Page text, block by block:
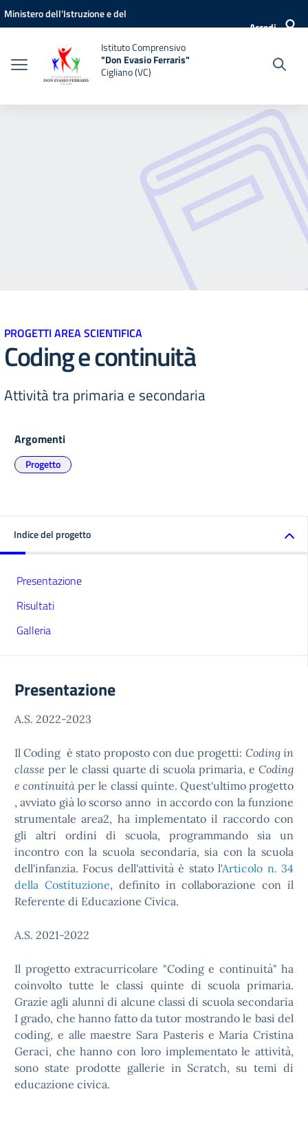
Vai ai contenuti
Vai al menu di navigazione
Vai al footer
Ministero dell'Istruzione e del
Accedi
Istituto Comprensivo
"Don Evasio Ferraris"
Cigliano (VC)
PROGETTI AREA SCIENTIFICA
Coding e continuità
Attività tra primaria e secondaria
Argomenti
Progetto
Indice del progetto
Presentazione
Risultati
Galleria
Presentazione
A.S. 2022-2023
Il Coding è stato proposto con due progetti: Coding in
classe per le classi quarte di scuola primaria, e Coding
e continuità per le classi quinte. Quest'ultimo progetto
, avviato già lo scorso anno in accordo con la funzione
strumentale area2, ha implementato il raccordo con
gli altri ordini di scuola, programmando sia un
incontro con la scuola secondaria, sia con la scuola
dell'infanzia. Focus dell'attività è stato l'Articolo n. 34
della Costituzione, definito in collaborazione con il
Referente di Educazione Civica.
A.S. 2021-2022
Il progetto extracurricolare "Coding e continuità" ha
coinvolto tutte le classi quinte di scuola primaria.
Grazie agli alunni di alcune classi di scuola secondaria
I grado, che hanno fatto da tutor mostrando le basi del
coding, e alle maestre Sara Pasteris e Maria Cristina
Geraci, che hanno con loro implementato le attività,
sono state prodotte gallerie in Scratch, su temi di
educazione civica.